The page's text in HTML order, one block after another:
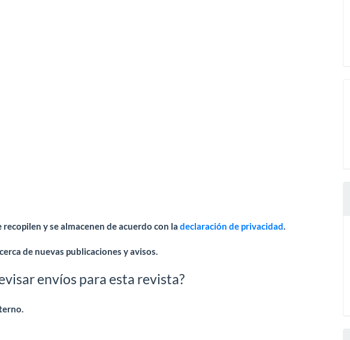
recopilen y se almacenen de acuerdo con ladeclaración de privacidad.
de nuevas publicaciones y avisos.
envíos para esta revista?